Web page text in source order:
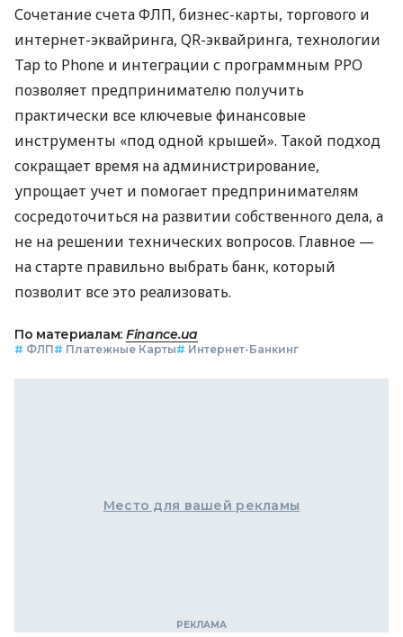
Сочетание счета ФЛП, бизнес-карты, торгового и
интернет-эквайринга, QR-эквайринга, технологии
Tap to Phone и интеграции с программным РРО
позволяет предпринимателю получить
практически все ключевые финансовые
инструменты «под одной крышей». Такой подход
сокращает время на администрирование,
упрощает учет и помогает предпринимателям
сосредоточиться на развитии собственного дела, а
не на решении технических вопросов. Главное —
на старте правильно выбрать банк, который
позволит все это реализовать.
По материалам: Finance.ua
# ФЛП# Платежные Карты# Интернет-Банкинг
Место для вашей рекламы